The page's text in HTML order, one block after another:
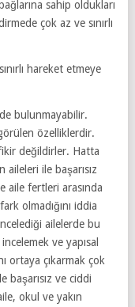
sahip oldukları
çok az ve sınırlı
hareket etmeye
bulunmayabilir.
özelliklerdir.
değildirler. Hatta
aileleri ile başarısız
aile fertleri arasında
olmadığını iddia
ailelerde bu
ve yapısal
ortaya çıkarmak çok
başarısız ve ciddi
okul ve yakın